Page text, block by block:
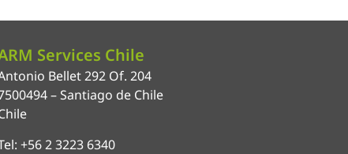
Services Chile
Bellet 292 Of. 204
– Santiago de Chile
+56 2 3223 6340